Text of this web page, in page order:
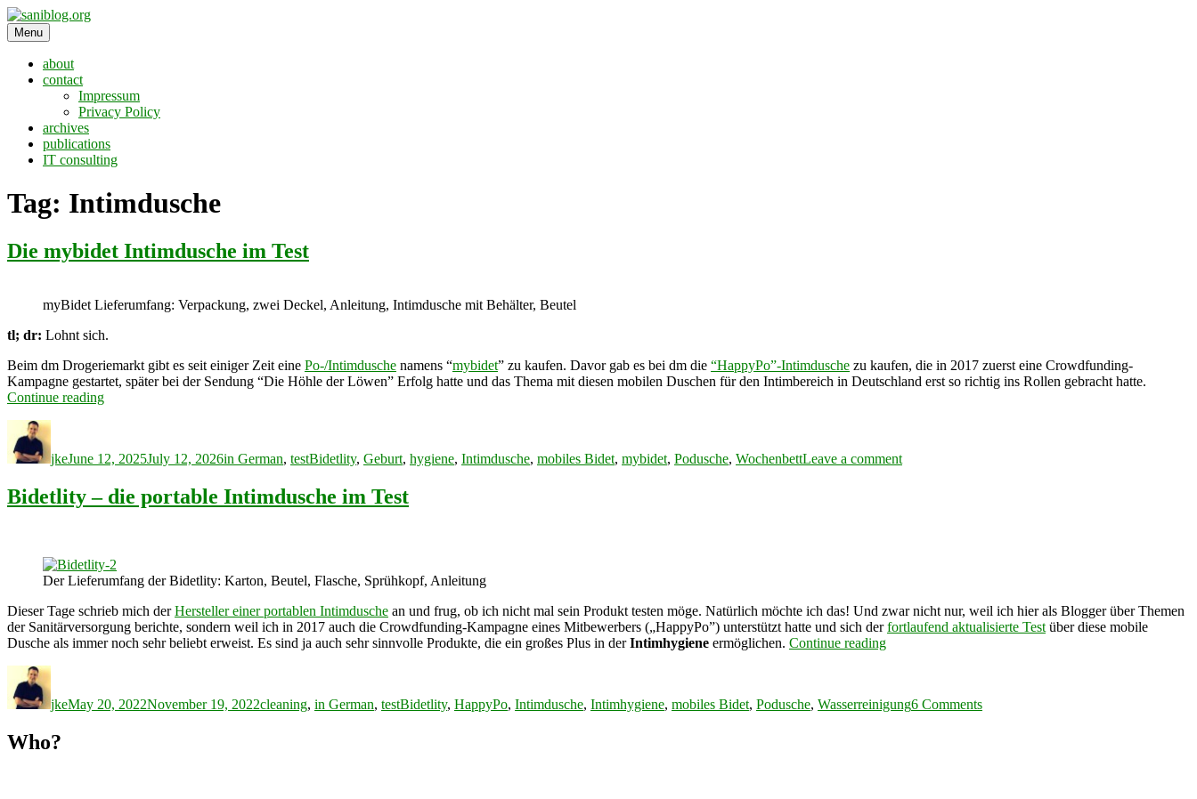
Skip
to
content
saniblog.org
sanitation is dignity
Menu
about
contact
Impressum
Privacy Policy
archives
publications
IT consulting
Tag: Intimdusche
Die mybidet Intimdusche im Test
myBidet Lieferumfang: Verpackung, zwei Deckel, Anleitung, Intimdusche mit Behälter, Beutel
tl; dr: Lohnt sich.
Beim dm Drogeriemarkt gibt es seit einiger Zeit eine Po-/Intimdusche namens “mybidet” zu kaufen. Davor gab es bei dm die “HappyPo”-Intimdusche zu kaufen, die in 2017 zuerst eine Crowdfunding-
Kampagne gestartet, später bei der Sendung “Die Höhle der Löwen” Erfolg hatte und das Thema mit diesen mobilen Duschen für den Intimbereich in Deutschland erst so richtig ins Rollen gebracht hatte.
Continue reading“Die
Test”
Author
jkeJune 12, 2025July 12, 2026in German, testBidetlity, Geburt, hygiene, Intimdusche, mobiles Bidet, mybidet, Podusche, WochenbettLeave a commentmybidet
Bidetlity – die portable Intimdusche im Test
Der Lieferumfang der Bidetlity: Karton, Beutel, Flasche, Sprühkopf, Anleitung
Dieser Tage schrieb mich derHersteller einer portablen Intimdusche an und frug, ob ich nicht mal sein Produkt testen möge. Natürlich möchte ich das! Und zwar nicht nur, weil ich hier als Blogger über Themen
der Sanitärversorgung berichte, sondern weil ich in 2017 auch die Crowdfunding-Kampagne eines Mitbewerbers („HappyPo”) unterstützt hatte und sich derfortlaufend aktualisierte Test über diese mobile
Dusche als immer noch sehr beliebt erweist. Es sind ja auch sehr sinnvolle Produkte, die ein großes Plus in derIntimhygiene ermöglichen. Continue reading“Bidetlity
Intimdusche
Author
jkeMay 20, 2022November 19, 2022cleaning, in German, testBidetlity, HappyPo, Intimdusche, Intimhygiene, mobiles Bidet, Podusche, Wasserreinigung6 Comments–
Who?